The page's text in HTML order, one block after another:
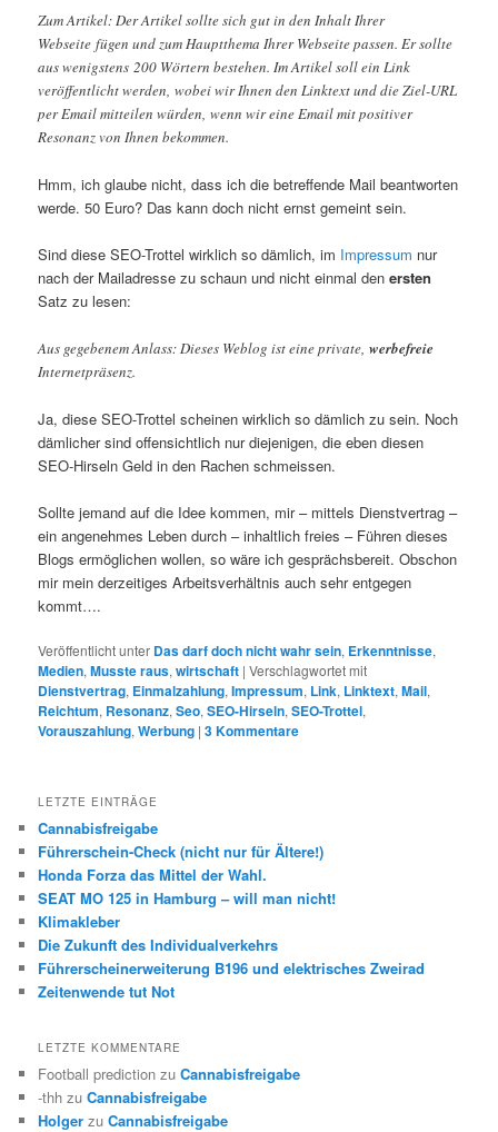
Zum Artikel: Der Artikel sollte sich gut in den Inhalt Ihrer
Webseite fügen und zum Hauptthema Ihrer Webseite passen. Er sollte
aus wenigstens 200 Wörtern bestehen. Im Artikel soll ein Link
veröffentlicht werden, wobei wir Ihnen den Linktext und die Ziel-URL
per Email mitteilen würden, wenn wir eine Email mit positiver
Resonanz von Ihnen bekommen.
Hmm, ich glaube nicht, dass ich die betreffende Mail beantworten
werde. 50 Euro? Das kann doch nicht ernst gemeint sein.
Sind diese SEO-Trottel wirklich so dämlich, im Impressum nur
nach der Mailadresse zu schaun und nicht einmal denersten
Satz zu lesen:
Aus gegebenem Anlass: Dieses Weblog ist eine private,werbefreie
Internetpräsenz.
Ja, diese SEO-Trottel scheinen wirklich so dämlich zu sein. Noch
dämlicher sind offensichtlich nur diejenigen, die eben diesen
SEO-Hirseln Geld in den Rachen schmeissen.
Sollte jemand auf die Idee kommen, mir – mittels Dienstvertrag –
ein angenehmes Leben durch – inhaltlich freies – Führen dieses
Blogs ermöglichen wollen, so wäre ich gesprächsbereit. Obschon
mir mein derzeitiges Arbeitsverhältnis auch sehr entgegen
kommt….
Veröffentlicht unter Das darf doch nicht wahr sein, Erkenntnisse,
Medien,Musste raus,wirtschaft |Verschlagwortet mit
Dienstvertrag, Einmalzahlung,Impressum, Link, Linktext,Mail,
Reichtum, Resonanz,Seo,SEO-Hirseln,SEO-Trottel,
Vorauszahlung,Werbung |3Kommentare
LETZTE EINTRÄGE
Cannabisfreigabe
Führerschein-Check (nicht nur für Ältere!)
Honda Forza das Mittel der Wahl.
SEAT MO 125 in Hamburg – will man nicht!
Klimakleber
Die Zukunft des Individualverkehrs
Führerscheinerweiterung B196 und elektrisches Zweirad
Zeitenwende tut Not
LETZTE KOMMENTARE
Football prediction zuCannabisfreigabe
-thh zuCannabisfreigabe
Holger zuCannabisfreigabe